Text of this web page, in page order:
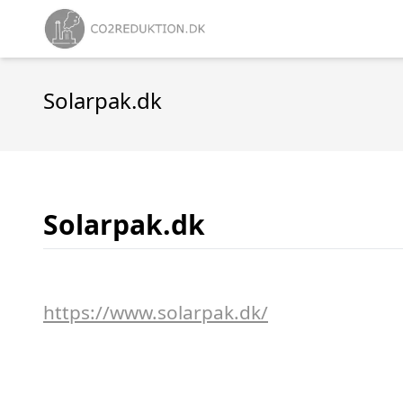
Solarpak.dk
Solarpak.dk
https://www.solarpak.dk/